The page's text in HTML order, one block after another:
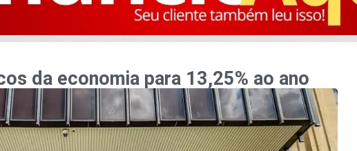
da economia para 13,25% ao ano